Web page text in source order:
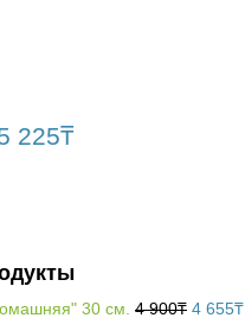
225₸
30 см. 4 900₸ 4 655₸
мясо
рыба, морепродукты
изделия
приготовления, консервы